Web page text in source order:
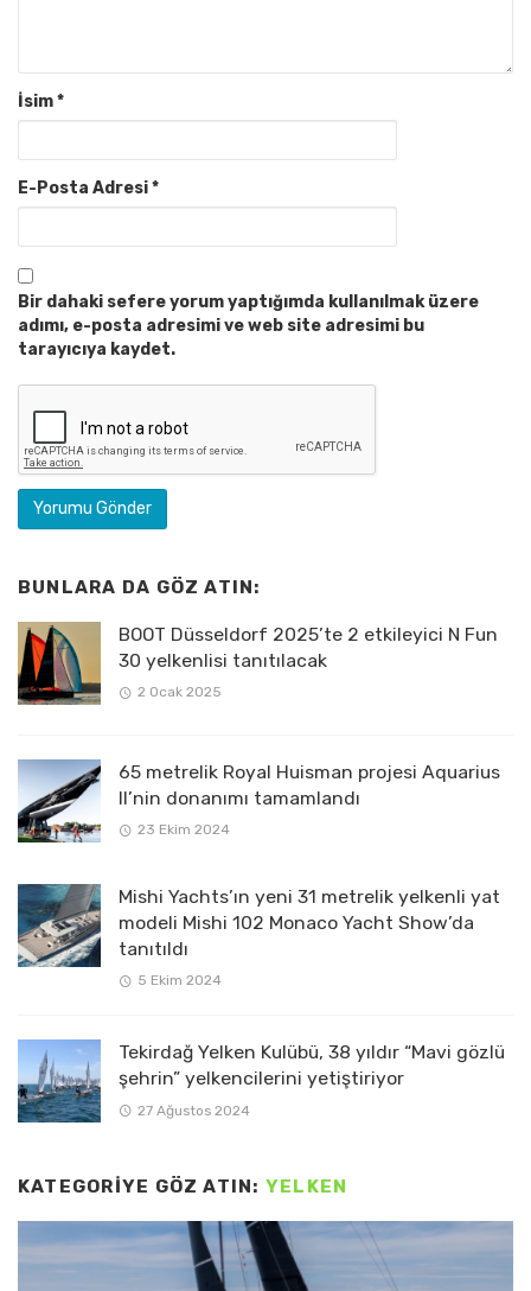
İsim*
E-Posta Adresi*
Bir dahaki sefere yorum yaptığımda kullanılmak üzere
adımı, e-posta adresimi ve web site adresimi bu
tarayıcıya kaydet.
BUNLARA DA GÖZ ATIN:
BOOT Düsseldorf 2025’te 2 etkileyici N Fun
30 yelkenlisi tanıtılacak
2 Ocak 2025
65 metrelik Royal Huisman projesi Aquarius
II’nin donanımı tamamlandı
23 Ekim 2024
Mishi Yachts’ın yeni 31 metrelik yelkenli yat
modeli Mishi 102 Monaco Yacht Show’da
tanıtıldı
5 Ekim 2024
Tekirdağ Yelken Kulübü, 38 yıldır “Mavi gözlü
şehrin” yelkencilerini yetiştiriyor
27 Ağustos 2024
KATEGORIYE GÖZ ATIN: YELKEN